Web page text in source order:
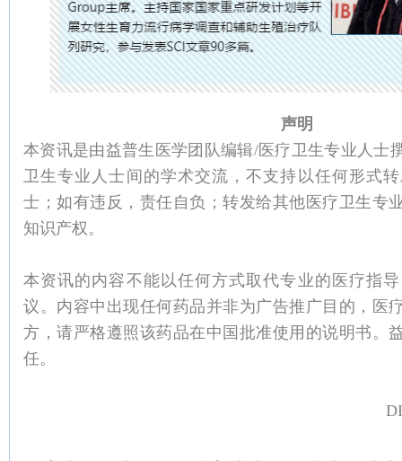
声明
本资讯是由益普生医学团队编辑/医疗卫生专业人士
卫生专业人士间的学术交流，不支持以任何形式
士；如有违反，责任自负；转发给其他医疗卫生专
知识产权。
本资讯的内容不能以任何方式取代专业的医疗指
议。内容中出现任何药品并非为广告推广目的，医
方，请严格遵照该药品在中国批准使用的说明书。
任。